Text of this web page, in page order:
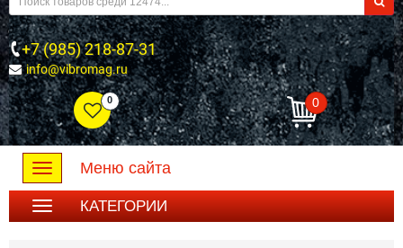
+7 (985) 218-87-31
info@vibromag.ru
0 0
Toggle
navigation
Меню сайта
КАТЕГОРИИ